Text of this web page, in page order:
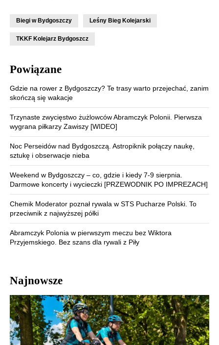
Biegi w Bydgoszczy Leśny Bieg Kolejarski
TKKF Kolejarz Bydgoszcz
Powiązane
Gdzie na rower z Bydgoszczy? Te trasy warto przejechać, zanim
skończą się wakacje
Trzynaste zwycięstwo żużlowców Abramczyk Polonii. Pierwsza
wygrana piłkarzy Zawiszy [WIDEO]
Noc Perseidów nad Bydgoszczą. Astropiknik połączy naukę,
sztukę i obserwacje nieba
Weekend w Bydgoszczy – co, gdzie i kiedy 7-9 sierpnia.
Darmowe koncerty i wycieczki [PRZEWODNIK PO IMPREZACH]
Chemik Moderator poznał rywala w STS Pucharze Polski. To
przeciwnik z najwyższej półki
Abramczyk Polonia w pierwszym meczu bez Wiktora
Przyjemskiego. Bez szans dla rywali z Piły
Najnowsze